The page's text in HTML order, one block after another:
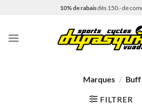
10% de rabaisdès 150.- de
Marques / Buff
FILTRER